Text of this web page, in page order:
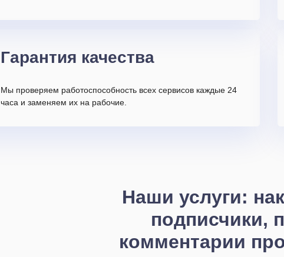
Гарантия качества
Мы проверяем работоспособность всех сервисов каждые 24
часа и заменяем их на рабочие.
Наши услуги:
подписчики,
комментарии